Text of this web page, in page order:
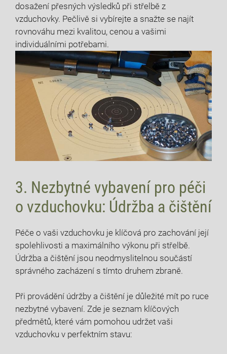
dosažení přesných výsledků při střelbě z
vzduchovky. Pečlivě si vybírejte a snažte se najít
rovnováhu mezi kvalitou, cenou a vašimi
individuálními potřebami.
3. Nezbytné vybavení pro péči
o vzduchovku: Údržba a čištění
Péče o vaši vzduchovku je klíčová pro zachování její
spolehlivosti a maximálního výkonu při střelbě.
Údržba a čištění jsou neodmyslitelnou součástí
správného zacházení s tímto druhem zbraně.
Při provádění údržby a čištění je důležité mít po ruce
nezbytné vybavení. Zde je seznam klíčových
předmětů, které vám pomohou udržet vaši
vzduchovku v perfektním stavu: